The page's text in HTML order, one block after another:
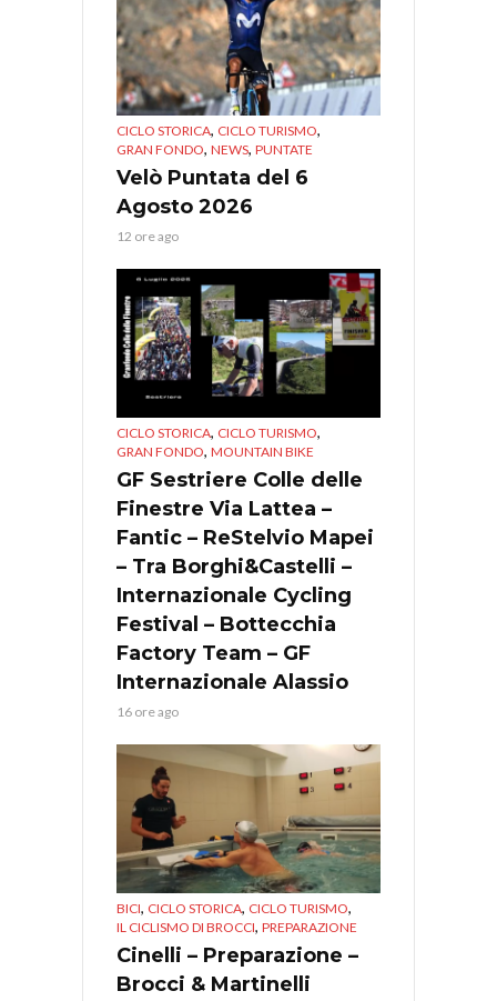
CICLO STORICA, CICLO TURISMO,
GRAN FONDO, NEWS, PUNTATE
Velò Puntata del 6
Agosto 2026
12 ore ago
CICLO STORICA, CICLO TURISMO,
GRAN FONDO, MOUNTAIN BIKE
GF Sestriere Colle delle
Finestre Via Lattea –
Fantic – ReStelvio Mapei
– Tra Borghi&Castelli –
Internazionale Cycling
Festival – Bottecchia
Factory Team – GF
Internazionale Alassio
16 ore ago
BICI, CICLO STORICA, CICLO TURISMO,
IL CICLISMO DI BROCCI, PREPARAZIONE
Cinelli – Preparazione –
Brocci & Martinelli